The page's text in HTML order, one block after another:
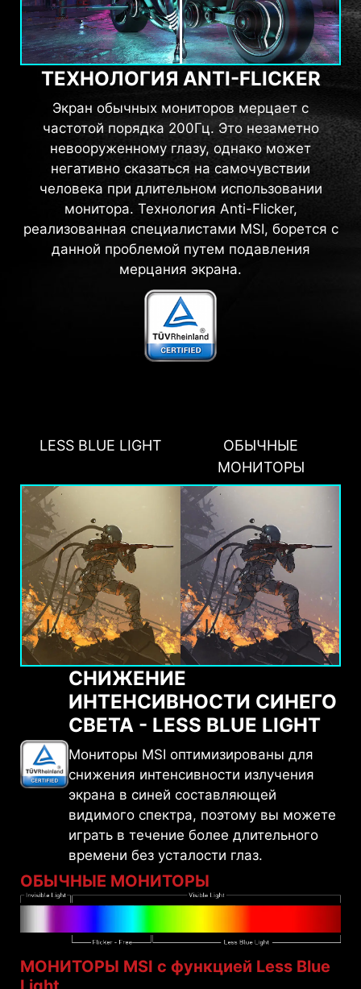
ТЕХНОЛОГИЯ ANTI-FLICKER
Экран обычных мониторов мерцает с
частотой порядка 200Гц. Это незаметно
невооруженному глазу, однако может
негативно сказаться на самочувствии
человека при длительном использовании
монитора. Технология Anti-Flicker,
реализованная специалистами MSI, борется с
данной проблемой путем подавления
мерцания экрана.
LESS BLUE LIGHT
ОБЫЧНЫЕ
МОНИТОРЫ
СНИЖЕНИЕ
ИНТЕНСИВНОСТИ СИНЕГО
СВЕТА - LESS BLUE LIGHT
Мониторы MSI оптимизированы для
снижения интенсивности излучения
экрана в синей составляющей
видимого спектра, поэтому вы можете
играть в течение более длительного
времени без усталости глаз.
ОБЫЧНЫЕ МОНИТОРЫ
МОНИТОРЫ MSI с функцией Less Blue